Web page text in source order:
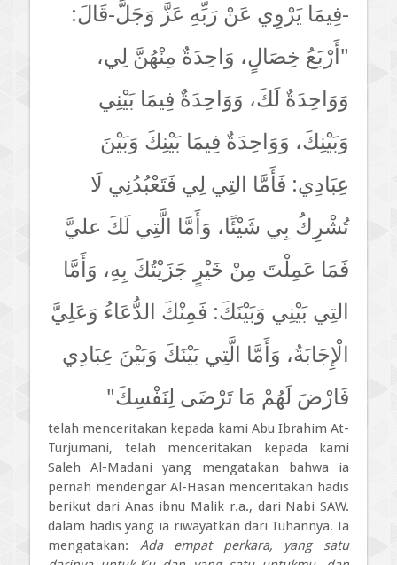
-فِيمَا يَرْوِي عَنْ رَبِّهِ عَزَّ وَجَلَّ-قَالَ:
"أَرْبَعُ خِصَالٍ، وَاحِدَةٌ مِنْهُنَّ لِي،
وَوَاحِدَةٌ لَكَ، وَوَاحِدَةٌ فِيمَا بَيْنِي
وَبَيْنِكَ، وَوَاحِدَةٌ فِيمَا بَيْنِكَ وَبَيْنَ
عِبَادِي: فَأَمَّا التِي لِي فَتَعْبُدُنِي لَا
تُشْرِكُ بِي شَيْئًا، وَأَمَّا الَّتِي لَكَ عليَّ
فَمَا عَمِلْتَ مِنْ خَيْرٍ جَزَيْتُكَ بِهِ، وَأَمَّا
التِي بَيْنِي وَبَيْنَكَ: فَمِنْكَ الدُّعَاءُ وَعَلِيَّ
الْإِجَابَةُ، وَأَمَّا الَّتِي بَيْنَكَ وَبَيْنَ عِبَادِي
فَارْضَ لَهُمْ مَا تَرْضَى لِنَفْسِكَ"
telah menceritakan kepada kami Abu Ibrahim At-
Turjumani, telah menceritakan kepada kami
Saleh Al-Madani yang mengatakan bahwa ia
pernah mendengar Al-Hasan menceritakan hadis
berikut dari Anas ibnu Malik r.a., dari Nabi SAW.
dalam hadis yang ia riwayatkan dari Tuhannya. Ia
mengatakan: Ada empat perkara, yang satu